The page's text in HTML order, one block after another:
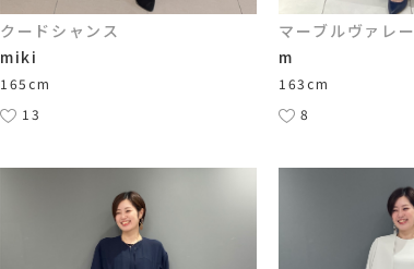
クードシャンス
miki
165cm
13
マーブルヴァレー
m
163cm
8